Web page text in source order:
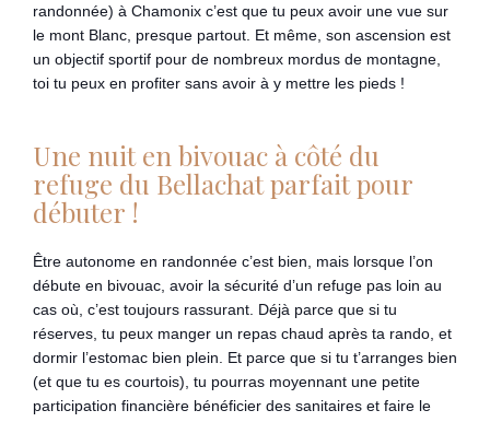
randonnée) à Chamonix c’est que tu peux avoir une vue sur
le mont Blanc, presque partout. Et même, son ascension est
un objectif sportif pour de nombreux mordus de montagne,
toi tu peux en profiter sans avoir à y mettre les pieds !
Une nuit en bivouac à côté du
refuge du Bellachat parfait pour
débuter !
Être autonome en randonnée c’est bien, mais lorsque l’on
débute en bivouac, avoir la sécurité d’un refuge pas loin au
cas où, c’est toujours rassurant. Déjà parce que si tu
réserves, tu peux manger un repas chaud après ta rando, et
dormir l’estomac bien plein. Et parce que si tu t’arranges bien
(et que tu es courtois), tu pourras moyennant une petite
participation financière bénéficier des sanitaires et faire le